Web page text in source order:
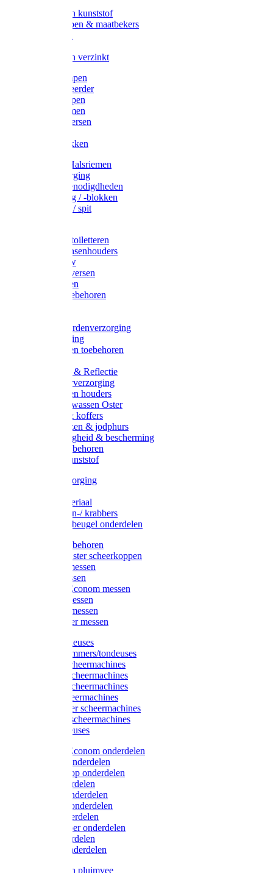
Voerbakken kunststof
Voerscheppen & maatbekers
Voerbakken verzinkt
Warmtelampen
Staartcoupeerder
Biggenkappen
Neuskrammen
Varken diversen
Varkensbakken
Halsters / Halsriemen
Hoefverzorging
Lammer benodigdheden
Ramdektuig / -blokken
Vastzetpen / spit
Poetsen & toiletteren
Zadel-/Trensenhouders
Halstertouw
Halsters diversen
Hoofdstellen
Zadel & toebehoren
Rapide paardenverzorging
Ruiter kleding
Hoofdstellen toebehoren
Verlichting & Reflectie
Rapide leerverzorging
Likstenen en houders
Poetsen & wassen Oster
Poetssets & koffers
Ruiter laarzen & jodphurs
Ruiter veiligheid & bescherming
Ruiter - toebehoren
Voerbak kunststof
Klauwverzorging
Injectiemateriaal
Hoefmessen-/ krabbers
Hoefbekapbeugel onderdelen
Messen toebehoren
Moser & Oster scheerkoppen
Hauptner messen
Liscop messen
Aesculap/Econom messen
Heiniger messen
Constanta messen
FarmClipper messen
Moser tondeuses
Overige trimmers/tondeuses
Heiniger scheermachines
Hauptner scheermachines
Aesculap scheermachines
Liscop scheermachines
FarmClipper scheermachines
Constanta scheermachines
Wahl tondeuses
Aesculap/Econom onderdelen
Hauptner onderdelen
Lister/Liscop onderdelen
Eider onderdelen
Heiniger onderdelen
Constanta onderdelen
Moser onderdelen
Farm Clipper onderdelen
Oster onderdelen
TailWell onderdelen
Voerbakken pluimvee